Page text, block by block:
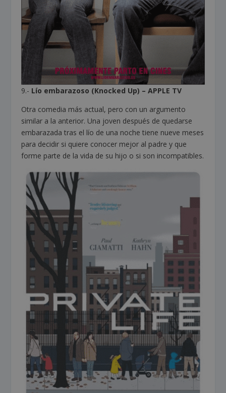
9.- Lío embarazoso (Knocked Up) –APPLE TV
Otra comedia más actual, pero con un argumento
similar a la anterior. Una joven después de quedarse
embarazada tras el lío de una noche tiene nueve meses
para decidir si quiere conocer mejor al padre y que
forme parte de la vida de su hijo o si son incompatibles.